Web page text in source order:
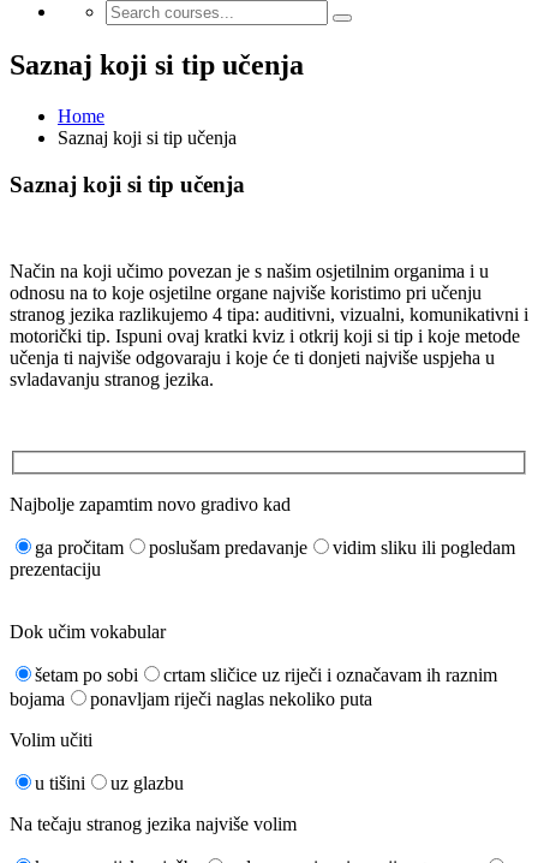
Saznaj koji si tip učenja
Home
Saznaj koji si tip učenja
Saznaj koji si tip učenja
Način na koji učimo povezan je s našim osjetilnim organima i u
odnosu na to koje osjetilne organe najviše koristimo pri učenju
stranog jezika razlikujemo 4 tipa: auditivni, vizualni, komunikativni i
motorički tip. Ispuni ovaj kratki kviz i otkrij koji si tip i koje metode
učenja ti najviše odgovaraju i koje će ti donjeti najviše uspjeha u
svladavanju stranog jezika.
Najbolje zapamtim novo gradivo kad
ga pročitam poslušam predavanje
vidim sliku ili pogledam
prezentaciju
Dok učim vokabular
šetam po sobi
crtam sličice uz riječi i označavam ih raznim
bojama
ponavljam riječi naglas nekoliko puta
Volim učiti
u tišini
uz glazbu
Na tečaju stranog jezika najviše volim